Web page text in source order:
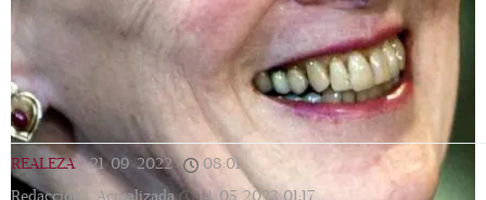
REALEZA | 21/09/2022 | 08:01
Redacción |
Actualizada 14/05/2023 01:17